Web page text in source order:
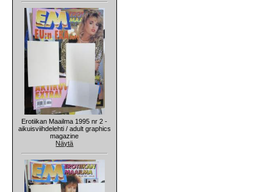
Erotiikan Maailma 1995 nr 2 -
aikuisviihdelehti / adult graphics
magazine
Näytä